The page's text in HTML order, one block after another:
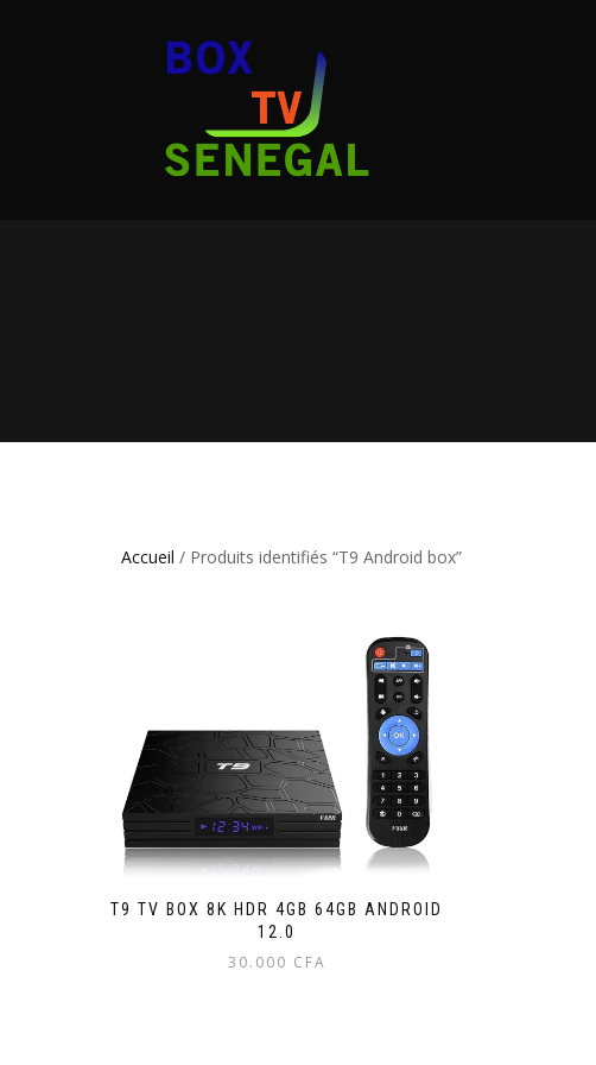
Accueil / Produits identifiés “T9 Android box”
T9 TV BOX 8K HDR 4GB 64GB ANDROID
12.0
30.000 CFA